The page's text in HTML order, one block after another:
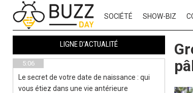
SOCIÉTÉ SHOW-BIZ
LIGNE D'ACTUALITÉ
5:06
Le secret de votre date de naissance : qui
vous étiez dans une vie antérieure